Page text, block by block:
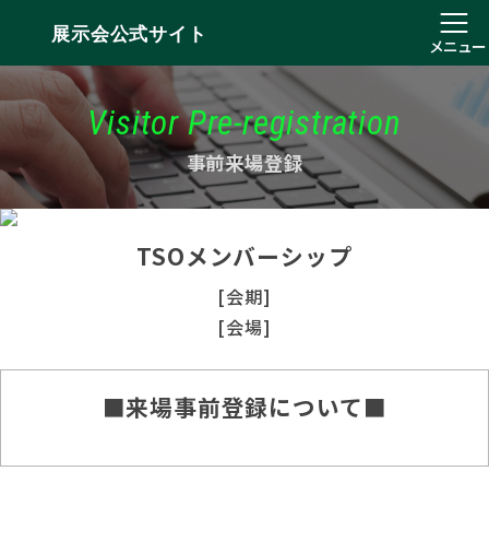
展示会公式サイト
メニュー
Visitor Pre-registration
事前来場登録
TSOメンバーシップ
[会期]
[会場]
■来場事前登録について■